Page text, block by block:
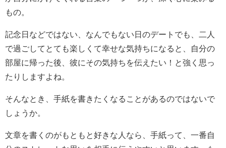
もの。
記念日などではない、なんでもない日のデートでも、二人
で過ごしてとても楽しくて幸せな気持ちになると、自分の
部屋に帰った後、彼にその気持ちを伝えたい！と強く思っ
たりしますよね。
そんなとき、手紙を書きたくなることがあるのではないで
しょうか。
文章を書くのがもともと好きな人なら、手紙って、一番自